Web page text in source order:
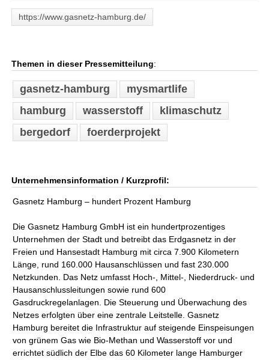
https://www.gasnetz-hamburg.de/
Themen in dieser Pressemitteilung:
gasnetz-hamburg
mysmartlife
hamburg
wasserstoff
klimaschutz
bergedorf
foerderprojekt
Unternehmensinformation / Kurzprofil:
Gasnetz Hamburg – hundert Prozent Hamburg
Die Gasnetz Hamburg GmbH ist ein hundertprozentiges
Unternehmen der Stadt und betreibt das Erdgasnetz in der
Freien und Hansestadt Hamburg mit circa 7.900 Kilometern
Länge, rund 160.000 Hausanschlüssen und fast 230.000
Netzkunden. Das Netz umfasst Hoch-, Mittel-, Niederdruck- und
Hausanschlussleitungen sowie rund 600
Gasdruckregelanlagen. Die Steuerung und Überwachung des
Netzes erfolgten über eine zentrale Leitstelle. Gasnetz
Hamburg bereitet die Infrastruktur auf steigende Einspeisungen
von grünem Gas wie Bio-Methan und Wasserstoff vor und
errichtet südlich der Elbe das 60 Kilometer lange Hamburger